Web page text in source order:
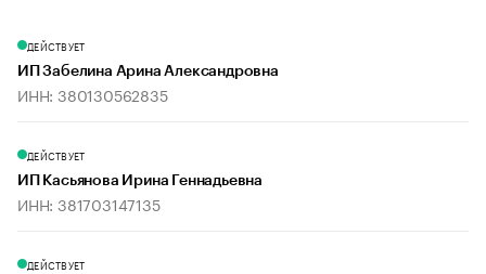
ДЕЙСТВУЕТ
ИП Забелина Арина Александровна
ИНН: 380130562835
ДЕЙСТВУЕТ
ИП Касьянова Ирина Геннадьевна
ИНН: 381703147135
ДЕЙСТВУЕТ